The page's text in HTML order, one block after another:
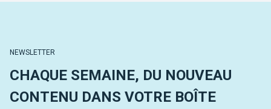
NEWSLETTER
CHAQUE SEMAINE, DU NOUVEAU
CONTENU DANS VOTRE BOÎTE